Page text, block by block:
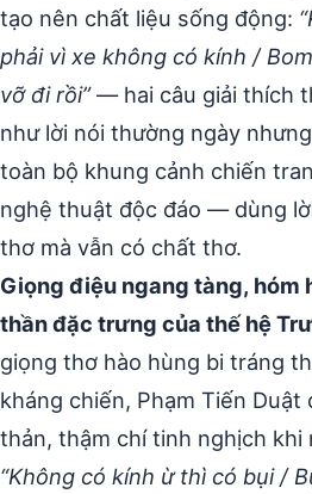
tạo nên chất liệu sống động:
phải vì xe không có kính /
vỡ đi rồi”— hai câu giải thích
như lời nói thường ngày
toàn bộ khung cảnh chiến
nghệ thuật độc đáo — dùng
thơ mà vẫn có chất thơ.
Giọng điệu ngang tàng,
thần đặc trưng của thế hệ
giọng thơ hào hùng bi tráng
kháng chiến, Phạm Tiến
thản, thậm chí tinh nghịch khi
“Không có kính ừ thì có bụi /